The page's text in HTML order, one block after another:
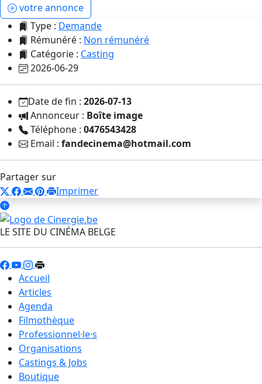
votre annonce
Type : Demande
Rémunéré : Non rémunéré
Catégorie : Casting
2026-06-29
Date de fin : 2026-07-13
Annonceur : Boîte image
Téléphone : 0476543428
Email : fandecinema@hotmail.com
Partager sur
Imprimer
LE SITE DU CINÉMA BELGE
Accueil
Articles
Agenda
Filmothèque
Professionnel·le·s
Organisations
Castings & Jobs
Boutique